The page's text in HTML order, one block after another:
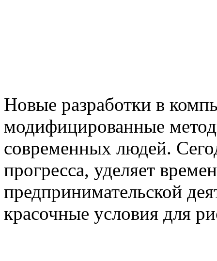
Новые разработки в
модифицированные
современных людей.
прогресса, уделяет
предпринимательской
красочные условия для